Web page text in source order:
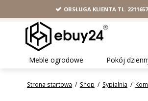
OBSŁUGA KLIENTA TL.
Meble ogrodowe Pokój
Strona startowa / Shop / Sypialnia /